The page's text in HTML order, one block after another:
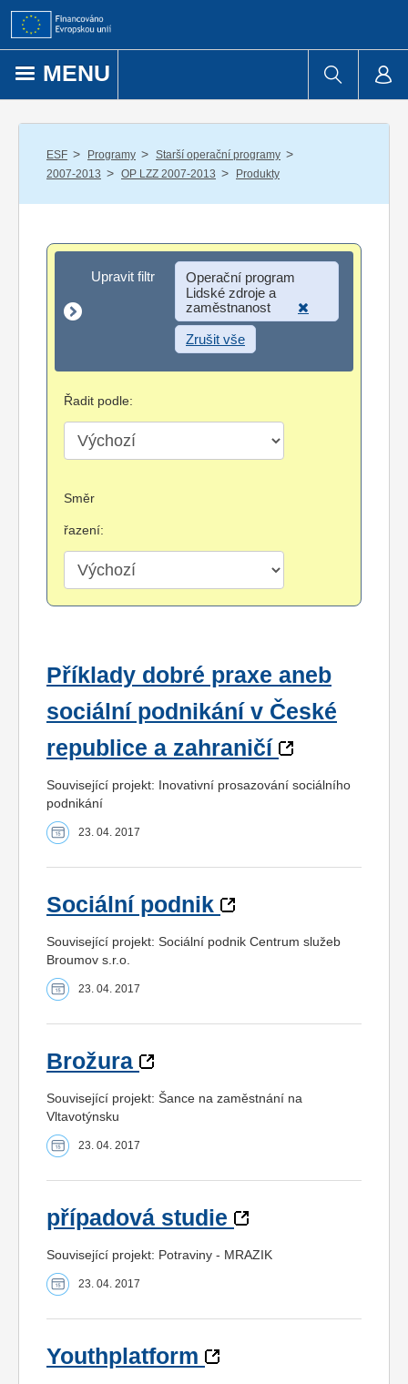
Přejít k obsahu
MENU
ESF / Programy / Starší operační programy /
2007-2013 / OP LZZ 2007-2013 / Produkty
Upravit filtr
Upravit filtr
Operační program
Lidské zdroje a
zaměstnanost
Zrušit vše
Řadit podle:
Směr
řazení:
Příklady dobré praxe aneb
sociální podnikání v České
republice a zahraničí
Související projekt: Inovativní prosazování sociálního
podnikání
23. 04. 2017
Sociální podnik
Související projekt: Sociální podnik Centrum služeb
Broumov s.r.o.
23. 04. 2017
Brožura
Související projekt: Šance na zaměstnání na
Vltavotýnsku
23. 04. 2017
případová studie
Související projekt: Potraviny - MRAZIK
23. 04. 2017
Youthplatform